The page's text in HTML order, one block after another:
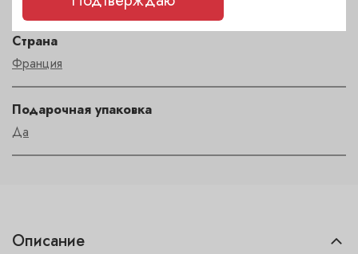
Страна
Франция
Подарочная упаковка
Да
Описание